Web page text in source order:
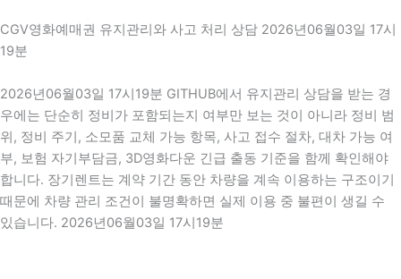
CGV영화예매권 유지관리와 사고 처리 상담 2026년06월03일 17시
19분
2026년06월03일 17시19분 GITHUB에서 유지관리 상담을 받는 경
우에는 단순히 정비가 포함되는지 여부만 보는 것이 아니라 정비 범
위, 정비 주기, 소모품 교체 가능 항목, 사고 접수 절차, 대차 가능 여
부, 보험 자기부담금, 3D영화다운 긴급 출동 기준을 함께 확인해야
합니다. 장기렌트는 계약 기간 동안 차량을 계속 이용하는 구조이기
때문에 차량 관리 조건이 불명확하면 실제 이용 중 불편이 생길 수
있습니다. 2026년06월03일 17시19분